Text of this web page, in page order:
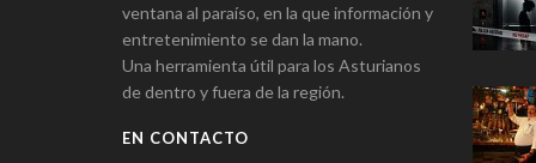
ventana al paraíso, en la que información y
entretenimiento se dan la mano.
Una herramienta útil para los Asturianos
de dentro y fuera de la región.
EN CONTACTO